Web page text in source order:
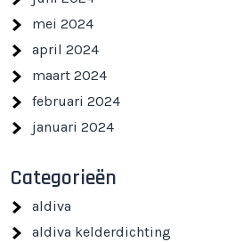
mei 2024
april 2024
maart 2024
februari 2024
januari 2024
Categorieën
aldiva
aldiva kelderdichting